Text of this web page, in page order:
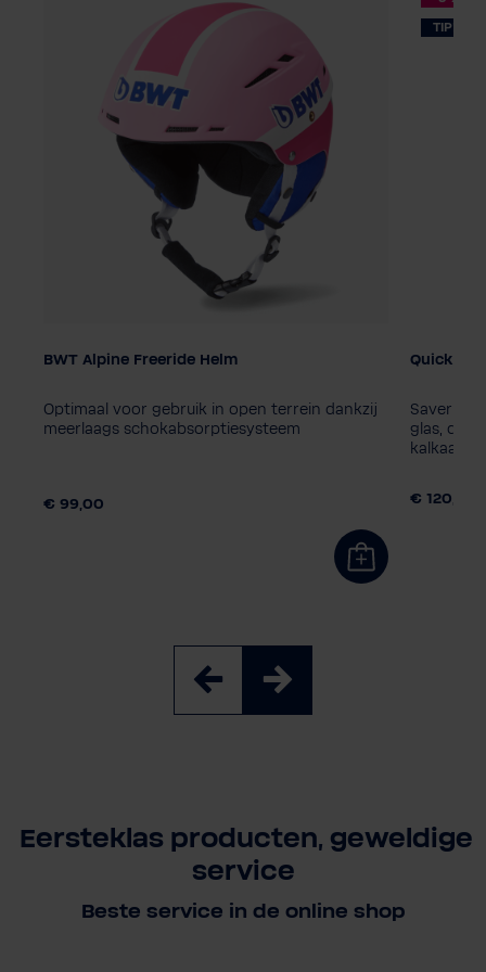
Kleur
Herenmaat
BWT Alpine Freeride Helm
Optimaal voor gebruik in open terrein dankzij
meerlaags schokabsorptiesysteem
€ 99,00
TIP!
Quick &
glas,
€ 120,90
Eersteklas producten, geweldige
service
Beste service in de online shop